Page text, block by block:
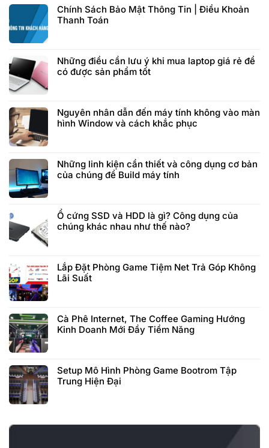
Chính Sách Bảo Mật Thông Tin | Điều Khoản
Thanh Toán
Những điều cần lưu ý khi mua laptop giá rẻ để
có được sản phẩm tốt
Nguyên nhân dẫn đến máy tính không vào màn
hình Window và cách khắc phục
Những linh kiện cần thiết và công dụng cơ bản
của chúng để Build máy tính
Ổ cứng SSD và HDD là gì? Công dụng của
chúng khác nhau như thế nào?
Lắp Đặt Phòng Game Tiệm Net Trả Góp Không
Lãi Suất
Cà Phê Internet, The Coffee Gaming Hướng
Kinh Doanh Mới Đầy Tiềm Năng
Setup Mô Hình Phòng Game Bootrom Tập
Trung Hiện Đại